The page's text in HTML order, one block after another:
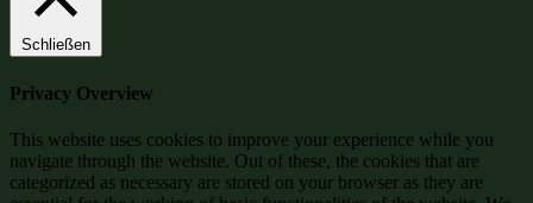
Schließen
Privacy Overview
This website uses cookies to improve your experience while you
navigate through the website. Out of these, the cookies that are
categorized as necessary are stored on your browser as they are